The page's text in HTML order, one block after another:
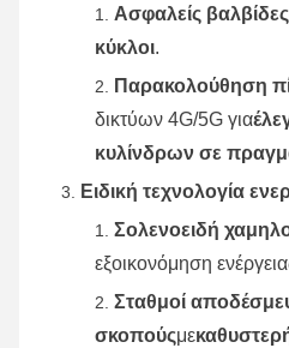
Ασφαλείς βαλβίδες
κύκλοι.
Παρακολούθηση
δικτύων 4G/5G για
κυλίνδρων σε
Ειδική τεχνολογία
Σολενοειδή
εξοικονόμηση
Σταθμοί
σκοπούςμε